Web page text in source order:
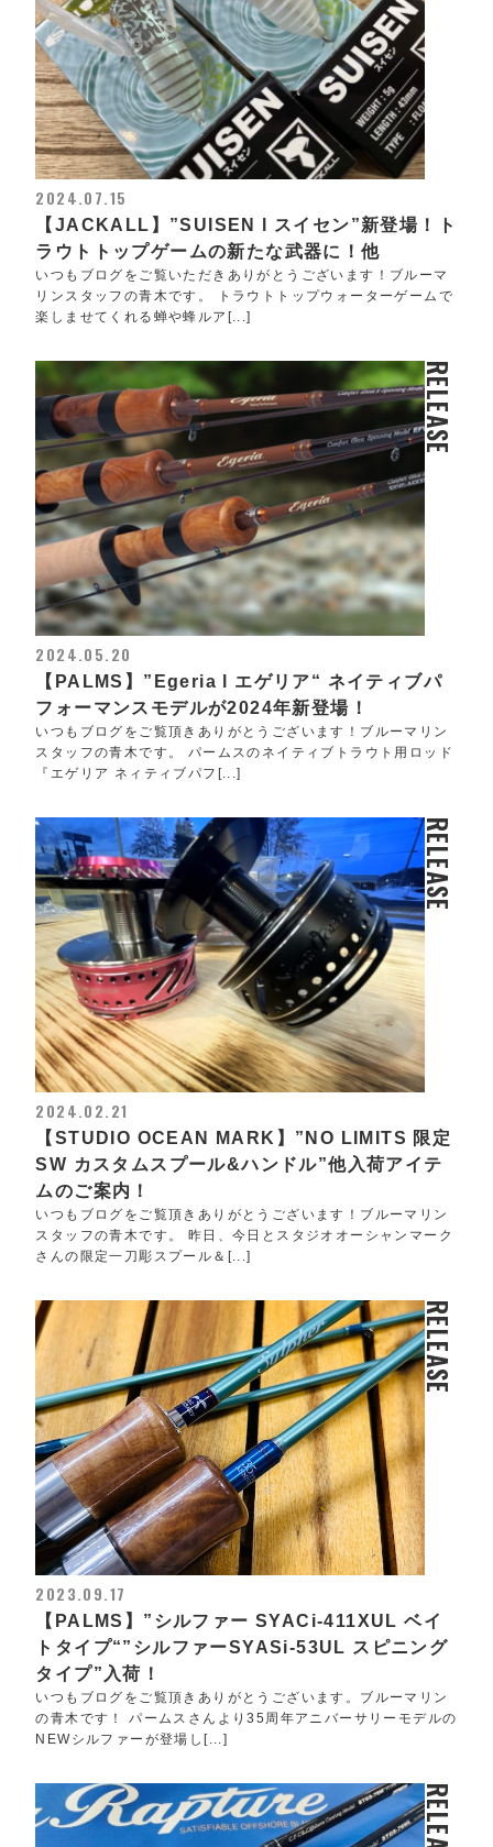
2024.07.15
【JACKALL】”SUISEN l スイセン”新登場！ト
ラウトトップゲームの新たな武器に！他
いつもブログをご覧いただきありがとうございます！ブルーマ
リンスタッフの青木です。 トラウトトップウォーターゲームで
楽しませてくれる蝉や蜂ルア[...]
RELEASE
2024.05.20
【PALMS】”Egeria l エゲリア“ ネイティブパ
フォーマンスモデルが2024年新登場！
いつもブログをご覧頂きありがとうございます！ブルーマリン
スタッフの青木です。 パームスのネイティブトラウト用ロッド
『エゲリア ネィティブパフ[...]
RELEASE
2024.02.21
【STUDIO OCEAN MARK】”NO LIMITS 限定
SW カスタムスプール&ハンドル”他入荷アイテ
ムのご案内！
いつもブログをご覧頂きありがとうございます！ブルーマリン
スタッフの青木です。 昨日、今日とスタジオオーシャンマーク
さんの限定一刀彫スプール＆[...]
RELEASE
2023.09.17
【PALMS】”シルファー SYACi-411XUL ベイ
トタイプ“”シルファーSYASi-53UL スピニング
タイプ”入荷！
いつもブログをご覧頂きありがとうございます。ブルーマリン
の青木です！ パームスさんより35周年アニバーサリーモデルの
NEWシルファーが登場し[...]